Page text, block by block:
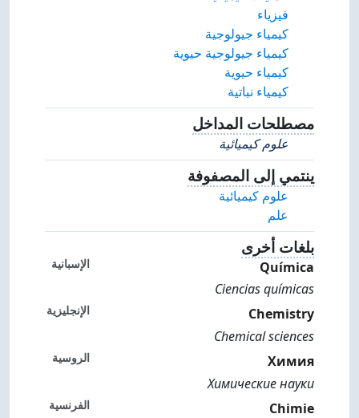
فيزياء
كيمياء جيولوجية
كيمياء جيولوجية حيوية
كيمياء حيوية
كيمياء نباتية
مصطلحات المداخلمصطلحات بديلة للمفهوم.
علوم كيميائية
ينتمي إلى المصفوفةالمصفوفة التي ينتمي إليها المفهوم.
علوم كيميائية
علم
بلغات أخرىمصطلحات هذا المفهوم باللغات الأخرى.
الإسبانية
Química
Ciencias químicas
الإنجليزية
Chemistry
Chemical sciences
الروسية
Химия
Химические науки
الفرنسية
Chimie